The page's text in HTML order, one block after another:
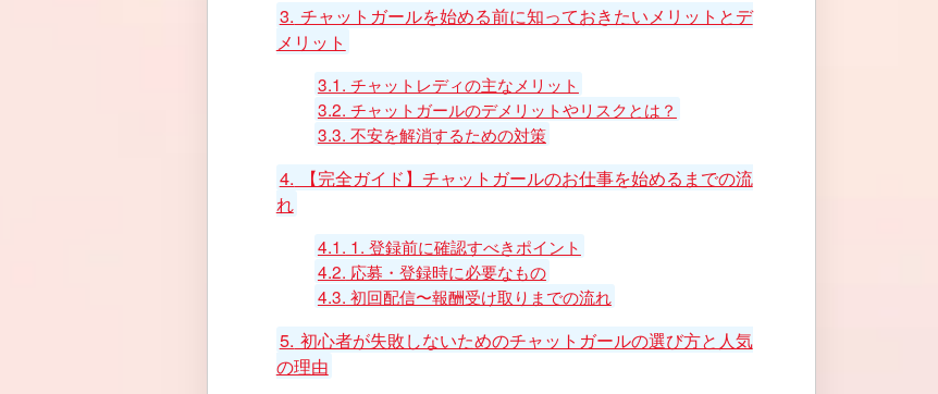
3. チャットガールを始める前に知っておきたいメリットとデ
メリット
3.1. チャットレディの主なメリット
3.2. チャットガールのデメリットやリスクとは？
3.3. 不安を解消するための対策
4. 【完全ガイド】チャットガールのお仕事を始めるまでの流
れ
4.1. 1. 登録前に確認すべきポイント
4.2. 応募・登録時に必要なもの
4.3. 初回配信〜報酬受け取りまでの流れ
5. 初心者が失敗しないためのチャットガールの選び方と人気
の理由